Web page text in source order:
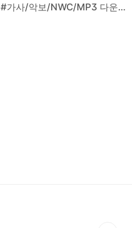
#가사/악보/NWC/MP3 다운로